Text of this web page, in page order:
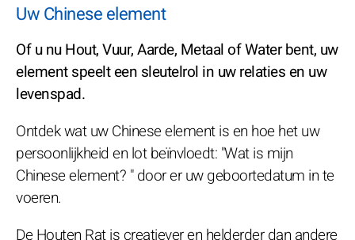
Uw Chinese element
Of u nu Hout, Vuur, Aarde, Metaal of Water bent, uw
element speelt een sleutelrol in uw relaties en uw
levenspad.
Ontdek wat uw Chinese element is en hoe het uw
persoonlijkheid en lot beïnvloedt: "Wat is mijn
Chinese element? " door er uw geboortedatum in te
voeren.
De Houten Rat is creatiever en helderder dan andere